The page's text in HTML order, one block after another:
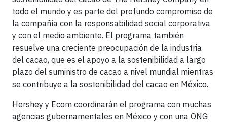
todo el mundo y es parte del profundo compromiso de
la compañía con la responsabilidad social corporativa
y con el medio ambiente. El programa también
resuelve una creciente preocupación de la industria
del cacao, que es el apoyo a la sostenibilidad a largo
plazo del suministro de cacao a nivel mundial mientras
se contribuye a la sostenibilidad del cacao en México.
Hershey y Ecom coordinarán el programa con muchas
agencias gubernamentales en México y con una ONG